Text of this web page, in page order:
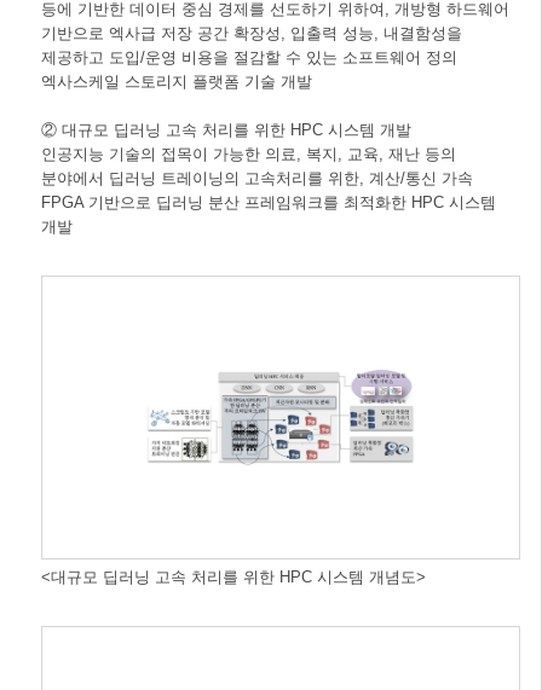
등에 기반한 데이터 중심 경제를 선도하기 위하여, 개방형 하드웨어
기반으로 엑사급 저장 공간 확장성, 입출력 성능, 내결함성을
제공하고 도입/운영 비용을 절감할 수 있는 소프트웨어 정의
엑사스케일 스토리지 플랫폼 기술 개발
② 대규모 딥러닝 고속 처리를 위한 HPC 시스템 개발
인공지능 기술의 접목이 가능한 의료, 복지, 교육, 재난 등의
분야에서 딥러닝 트레이닝의 고속처리를 위한, 계산/통신 가속
FPGA 기반으로 딥러닝 분산 프레임워크를 최적화한 HPC 시스템
개발
<대규모 딥러닝 고속 처리를 위한 HPC 시스템 개념도>